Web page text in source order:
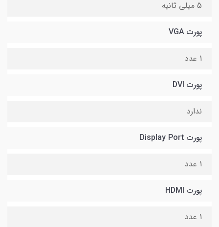
5 میلی ثانیه
پورت VGA
1 عدد
پورت DVI
ندارد
پورت Display Port
1 عدد
پورت HDMI
1 عدد